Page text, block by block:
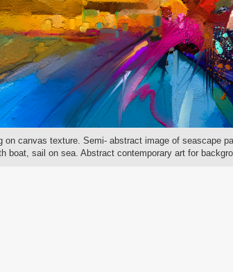
on canvas texture. Semi- abstract image of seascape
boat, sail on sea. Abstract contemporary art for